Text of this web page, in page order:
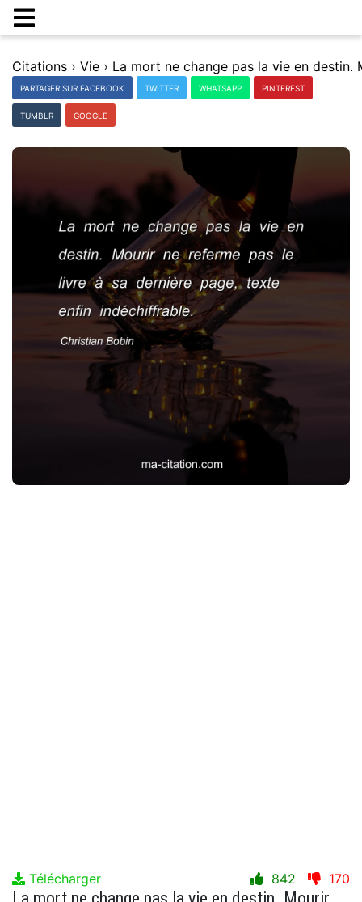
Citations › Vie ›
PARTAGER SUR FACEBOOK TWITTER WHATSAPP PINTEREST
TUMBLR GOOGLE
Télécharger 842 170